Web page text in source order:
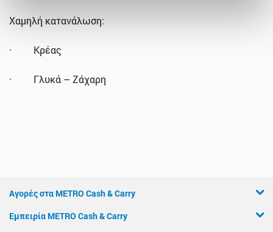
Χαμηλή κατανάλωση:
· Κρέας
· Γλυκά – Ζάχαρη
Αγορές στα METRO Cash & Carry
Εμπειρία METRO Cash & Carry